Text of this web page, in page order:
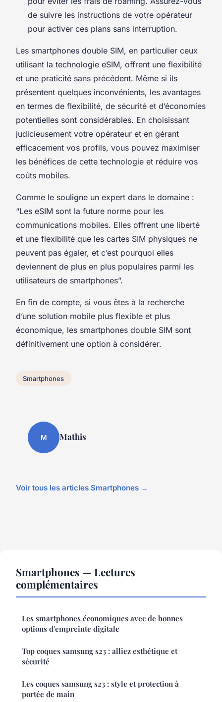
de suivre les instructions de votre opérateur
pour activer ces plans sans interruption.
Les smartphones double SIM, en particulier ceux
utilisant la technologie eSIM, offrent une flexibilité
et une praticité sans précédent. Même si ils
présentent quelques inconvénients, les avantages
en termes de flexibilité, de sécurité et d’économies
potentielles sont considérables. En choisissant
judicieusement votre opérateur et en gérant
efficacement vos profils, vous pouvez maximiser
les bénéfices de cette technologie et réduire vos
coûts mobiles.
Comme le souligne un expert dans le domaine :
“Les eSIM sont la future norme pour les
communications mobiles. Elles offrent une liberté
et une flexibilité que les cartes SIM physiques ne
peuvent pas égaler, et c’est pourquoi elles
deviennent de plus en plus populaires parmi les
utilisateurs de smartphones”.
En fin de compte, si vous êtes à la recherche
d’une solution mobile plus flexible et plus
économique, les smartphones double SIM sont
définitivement une option à considérer.
Smartphones
M Mathis
Voir tous les articles Smartphones →
Smartphones — Lectures
complémentaires
Les smartphones économiques avec de bonnes
options d'empreinte digitale
Top coques samsung s23 : alliez esthétique et
sécurité
Les coques samsung s23 : style et protection à
portée de main